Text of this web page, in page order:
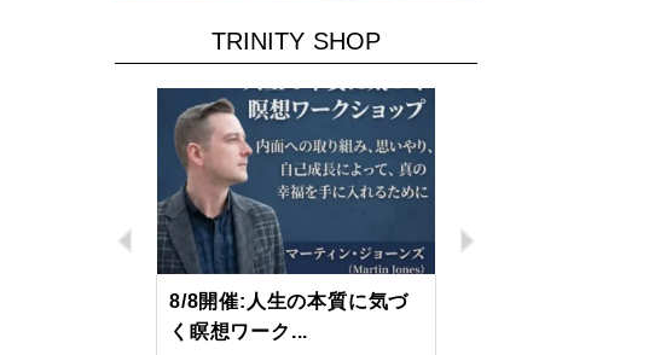
TRINITY SHOP
Previous
8/8開催:人生の本質に気づ
く瞑想ワーク...